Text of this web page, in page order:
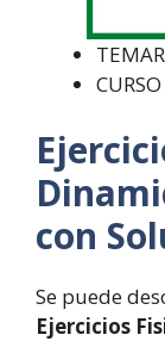
CURSO
con
Se puede
Ejercicios